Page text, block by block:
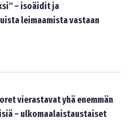
– isoäidit ja
leimaamista vastaan
vierastavat yhä enemmän
– ulkomaalaistaustaiset